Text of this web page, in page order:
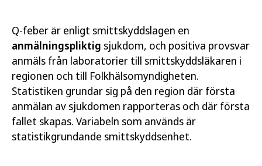
Q-feber är enligt smittskyddslagen en
anmälningspliktig sjukdom, och positiva provsvar
anmäls från laboratorier till smittskyddsläkaren i
regionen och till Folkhälsomyndigheten.
Statistiken grundar sig på den region där första
anmälan av sjukdomen rapporteras och där första
fallet skapas. Variabeln som används är
statistikgrundande smittskyddsenhet.